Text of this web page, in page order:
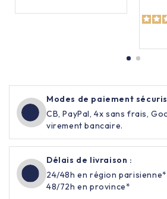
Modes de paiement
CB, PayPal, 4x sans frais,
virement bancaire.
Délais de livraison :
24/48h en région parisienne*
48/72h en province*